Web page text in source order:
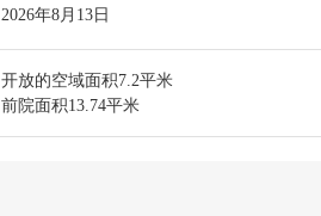
2026年8月13日
开放的空域面积7.2平米
前院面积13.74平米